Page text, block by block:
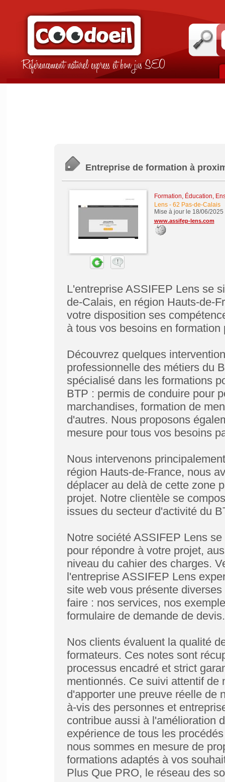
Référencement naturel express et bon jus SEO
Entreprise de formation à
Formation, Éducation,
Lens- 62 Pas-de-Calais
Mise à jour le 18/06/2025
www.assifep-lens.com
L'entreprise ASSIFEP Lens se
de-Calais, en région Hauts-de-
votre disposition ses
à tous vos besoins en formation
Découvrez quelques
professionnelle des métiers du
spécialisé dans les formations
BTP : permis de conduire pour
marchandises, formation de
d'autres. Nous proposons
mesure pour tous vos besoins
Nous intervenons
région Hauts-de-France, nous
déplacer au delà de cette zone
projet. Notre clientèle se
issues du secteur d'activité du
Notre société ASSIFEP Lens
pour répondre à votre projet,
niveau du cahier des charges.
l'entreprise ASSIFEP Lens
site web vous présente
faire : nos services, nos
formulaire de demande de devis.
Nos clients évaluent la qualité
formateurs. Ces notes sont
processus encadré et strict
mentionnés. Ce suivi attentif de
d'apporter une preuve réelle de
à-vis des personnes et
contribue aussi à l'amélioration
expérience de tous les
nous sommes en mesure de
formations adaptés à vos
Plus Que PRO, le réseau des